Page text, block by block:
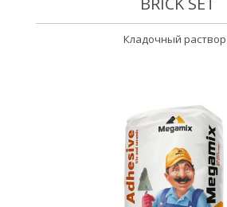
Кладочный раствор